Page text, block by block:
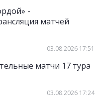
-
матчей
03.08.2026 17:51
матчи 17 тура
03.08.2026 17:24